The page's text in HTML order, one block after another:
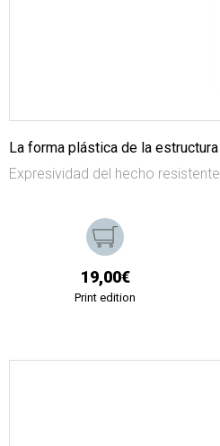
La forma plástica de la estructura
Expresividad del hecho resistente
19,00€
Print edition